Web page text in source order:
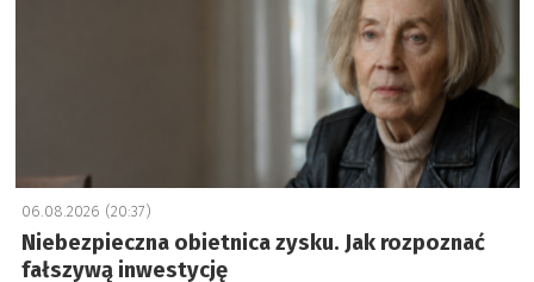
06.08.2026 (20:37)
Niebezpieczna obietnica zysku. Jak rozpoznać
fałszywą inwestycję